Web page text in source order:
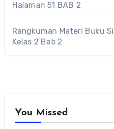
Halaman 51 BAB 2
Rangkuman Materi Buku
Kelas 2 Bab 2
You Missed